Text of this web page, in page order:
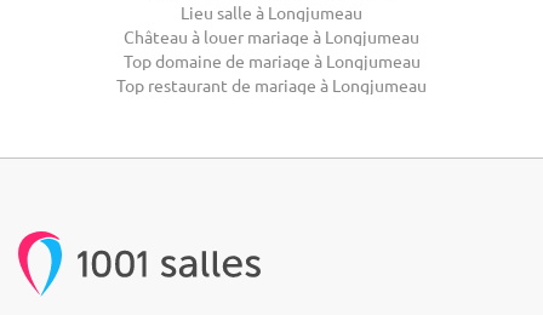
Lieu salle à Longjumeau
Château à louer mariage à Longjumeau
Top domaine de mariage à Longjumeau
Top restaurant de mariage à Longjumeau